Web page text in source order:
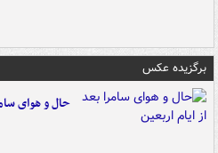
برگزیده عکس
حال و هوای